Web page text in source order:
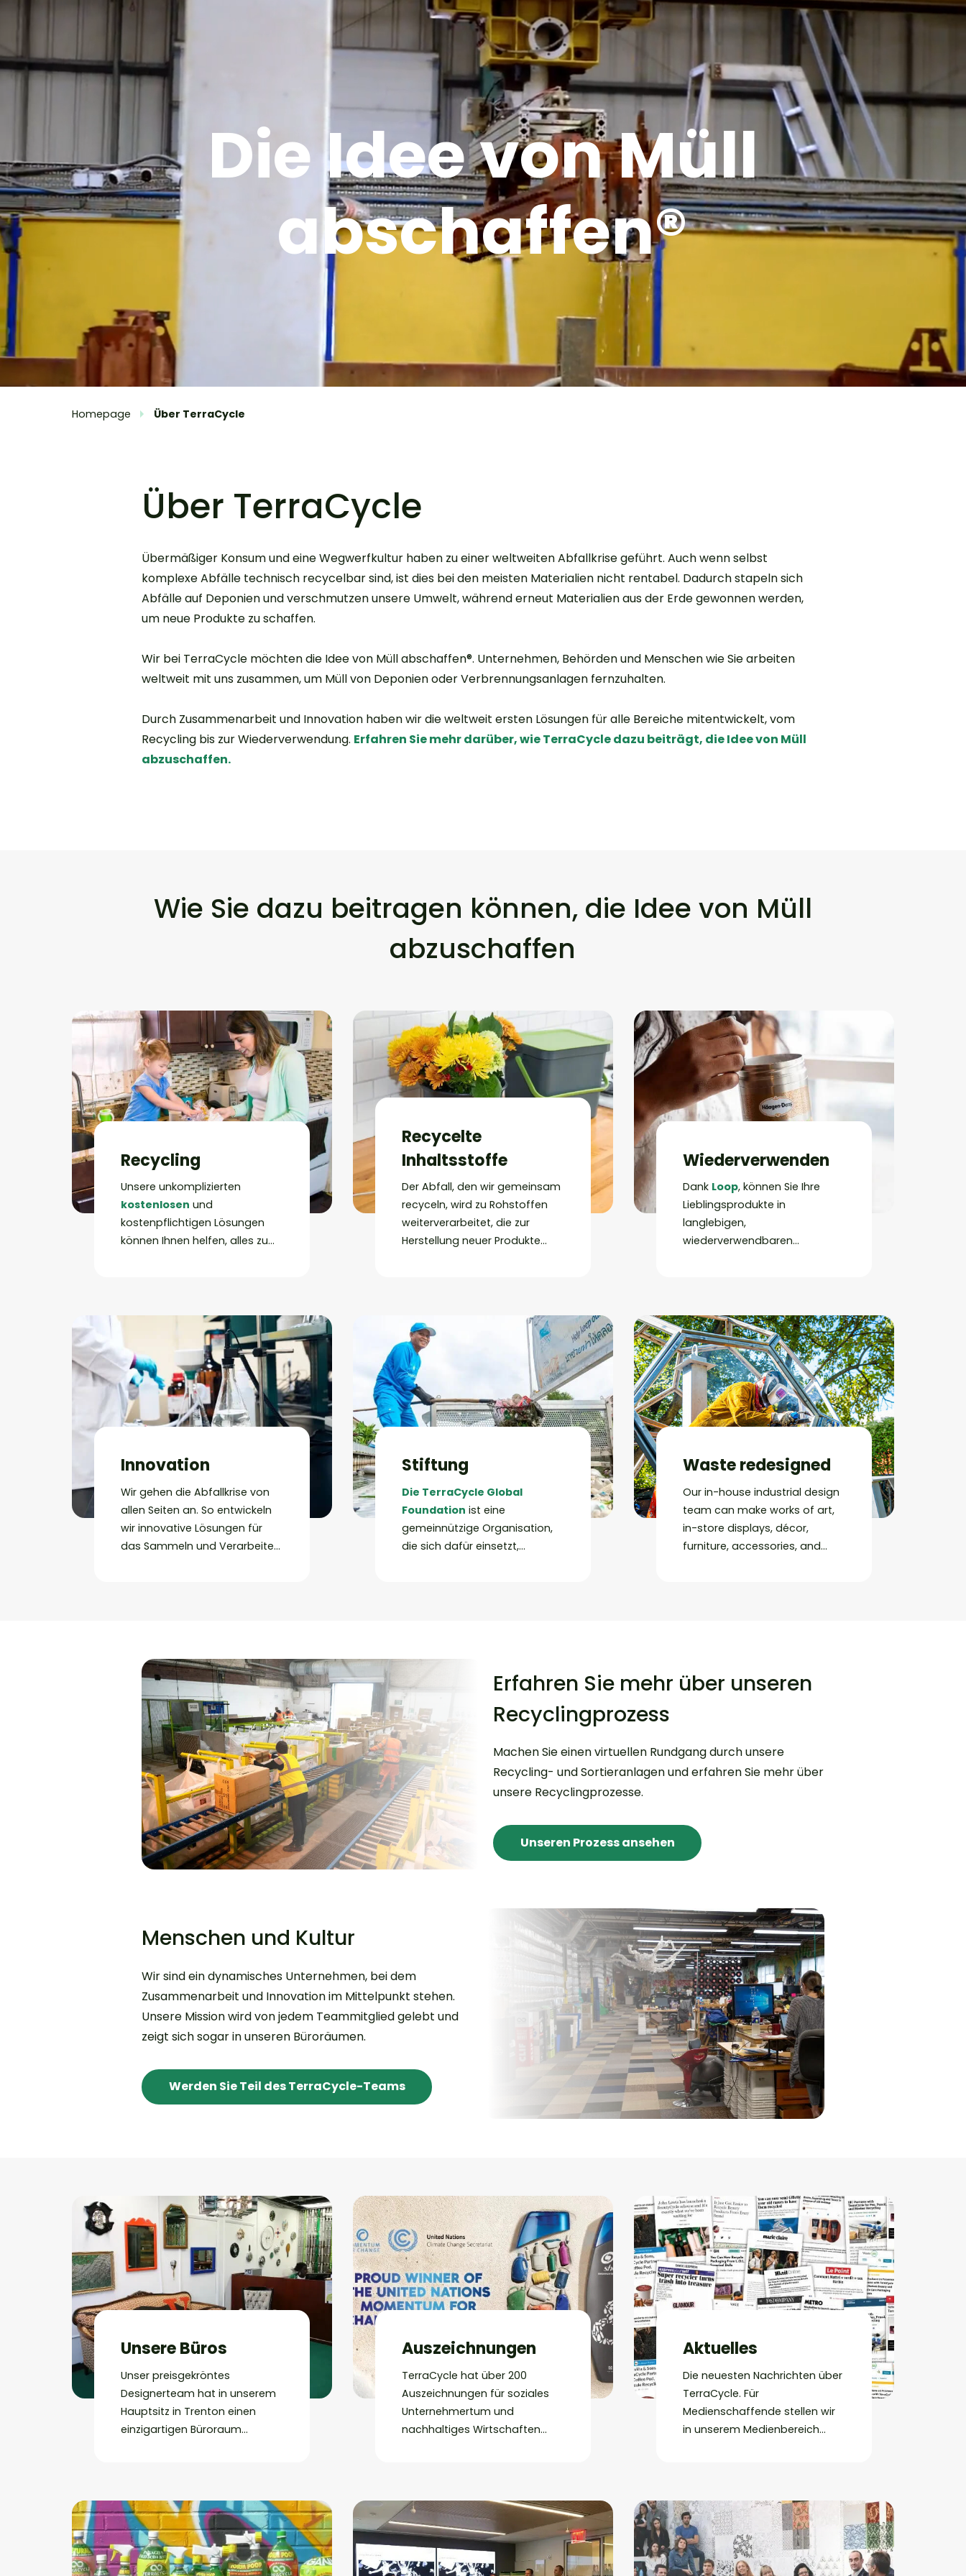
Die Idee von Müll
abschaffen®
Homepage Über TerraCycle
Über TerraCycle
​Übermäßiger Konsum und eine Wegwerfkultur haben zu einer weltweiten Abfallkrise geführt. Auch wenn selbst
komplexe Abfälle technisch recycelbar sind, ist dies bei den meisten Materialien nicht rentabel. Dadurch stapeln sich
Abfälle auf Deponien und verschmutzen unsere Umwelt, während erneut Materialien aus der Erde gewonnen werden,
um neue Produkte zu schaffen.
Wir bei TerraCycle möchten die Idee von Müll abschaffen®. Unternehmen, Behörden und Menschen wie Sie arbeiten
weltweit mit uns zusammen, um Müll von Deponien oder Verbrennungsanlagen fernzuhalten.
​Durch Zusammenarbeit und Innovation haben wir die weltweit ersten Lösungen für alle Bereiche mitentwickelt, vom
Recycling bis zur Wiederverwendung. Erfahren Sie mehr darüber, wie TerraCycle dazu beiträgt, die Idee von Müll
abzuschaffen.
Wie Sie dazu beitragen können, die Idee von Müll
abzuschaffen
Recycling
Unsere unkomplizierten
kostenlosen und
kostenpflichtigen Lösungen
können Ihnen helfen, alles zu
#AllesRecyceln
Recycelte
Inhaltsstoffe
Der Abfall, den wir gemeinsam
recyceln, wird zu Rohstoffen
weiterverarbeitet, die zur
Herstellung neuer Produkte
Produkte direkt kaufen können.
Wiederverwenden
Dank Loop, können Sie Ihre
Lieblingsprodukte in
langlebigen,
wiederverwendbaren
Innovation
Wir gehen die Abfallkrise von
allen Seiten an. So entwickeln
wir innovative Lösungen für
das Sammeln und Verarbeiten
Stiftung
Die TerraCycle Global
Foundation ist eine
gemeinnützige Organisation,
die sich dafür einsetzt,
Waste redesigned
Our in-house industrial design
team can make works of art,
in-store displays, décor,
furniture, accessories, and
Erfahren Sie mehr über unseren
Recyclingprozess
Machen Sie einen virtuellen Rundgang durch unsere
Recycling- und Sortieranlagen und erfahren Sie mehr über
unsere Recyclingprozesse.
Unseren Prozess ansehen
Menschen und Kultur
Wir sind ein dynamisches Unternehmen, bei dem
Zusammenarbeit und Innovation im Mittelpunkt stehen.
Unsere Mission wird von jedem Teammitglied gelebt und
zeigt sich sogar in unseren Büroräumen.
Werden Sie Teil des TerraCycle-Teams
Unsere Büros
Unser preisgekröntes
Designerteam hat in unserem
Hauptsitz in Trenton einen
einzigartigen Büroraum
Dekorationsgegenstände
upcycelte, recycelte oder
wiederverwendete Materialien
verwendet hat. Unsere Wände
sind mit ständig wechselnden
Auszeichnungen
TerraCycle hat über 200
Auszeichnungen für soziales
Unternehmertum und
nachhaltiges Wirtschaften
Aktuelles
Die neuesten Nachrichten über
TerraCycle. Für
Medienschaffende stellen wir
in unserem Medienbereich